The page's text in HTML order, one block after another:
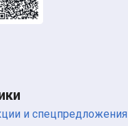
и спецпредложения